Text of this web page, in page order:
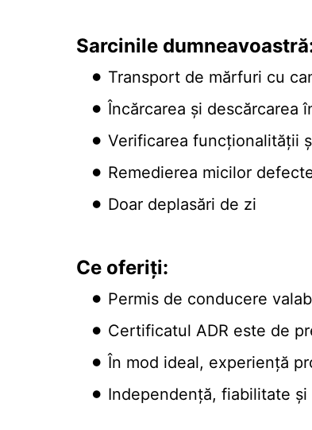
Sarcinile
Transport de mărfuri cu
Încărcarea și descărcarea
Verificarea funcționalității
Remedierea micilor
Doar deplasări de zi
Ce oferiți:
Permis de conducere
Certificatul ADR este de
În mod ideal, experiență
Independență, fiabilitate